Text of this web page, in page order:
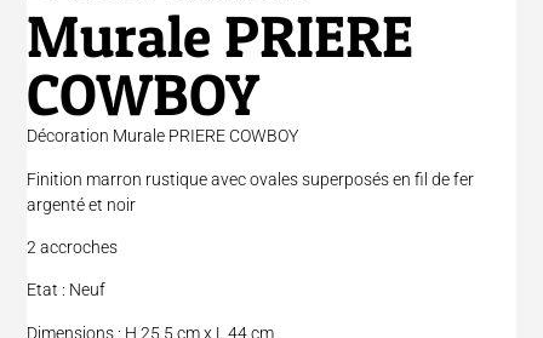
Murale PRIERE
COWBOY
Décoration Murale PRIERE COWBOY
Finition marron rustique avec ovales superposés en fil de fer
argenté et noir
2 accroches
Etat : Neuf
Dimensions : H 25,5 cm x L 44 cm